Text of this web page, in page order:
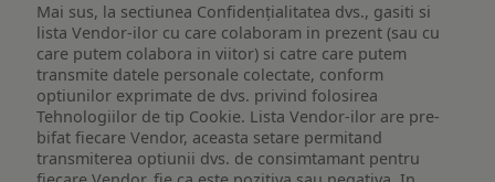
Mai sus, la sectiunea Confidențialitatea dvs., gasiti si
lista Vendor-ilor cu care colaboram in prezent (sau cu
care putem colabora in viitor) si catre care putem
transmite datele personale colectate, conform
optiunilor exprimate de dvs. privind folosirea
Tehnologiilor de tip Cookie. Lista Vendor-ilor are pre-
bifat fiecare Vendor, aceasta setare permitand
transmiterea optiunii dvs. de consimtamant pentru